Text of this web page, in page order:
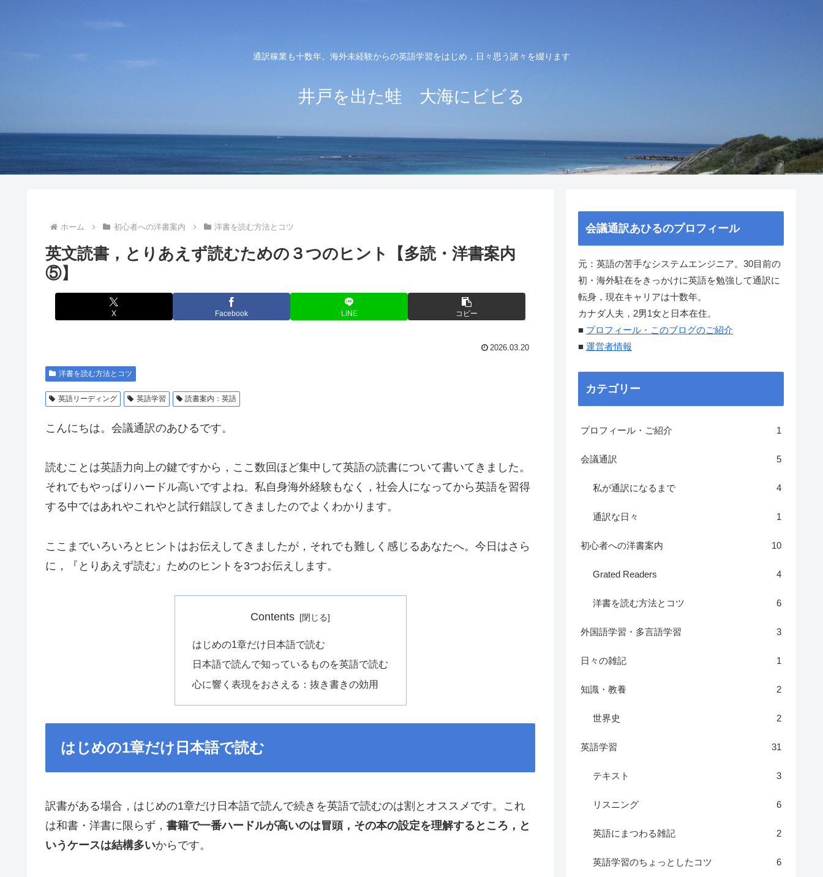
通訳稼業も十数年。海外未経験からの英語学習をはじめ，日々思う諸々を綴ります
井戸を出た蛙 大海にビビる
ホーム 初心者への洋書案内 洋書を読む方法とコツ
英文読書，とりあえず読むための３つのヒント【多読・洋書案内
⑤】
X Facebook LINE コピー
2026.03.20
洋書を読む方法とコツ
英語リーディング 英語学習 読書案内：英語
こんにちは。会議通訳のあひるです。
読むことは英語力向上の鍵ですから，ここ数回ほど集中して英語の読書について書いてきました。
それでもやっぱりハードル高いですよね。私自身海外経験もなく，社会人になってから英語を習得
する中ではあれやこれやと試行錯誤してきましたのでよくわかります。
ここまでいろいろとヒントはお伝えしてきましたが，それでも難しく感じるあなたへ。今日はさら
に，『とりあえず読む』ためのヒントを3つお伝えします。
Contents
はじめの1章だけ日本語で読む
日本語で読んで知っているものを英語で読む
心に響く表現をおさえる：抜き書きの効用
はじめの1章だけ日本語で読む
訳書がある場合，はじめの1章だけ日本語で読んで続きを英語で読むのは割とオススメです。これ
は和書・洋書に限らず， 書籍で一番ハードルが高いのは冒頭，その本の設定を理解するところ，と
いうケースは結構多いからです。
会議通訳あひるのプロフィール
元：英語の苦手なシステムエンジニア。30目前の
初・海外駐在をきっかけに英語を勉強して通訳に
転身，現在キャリアは十数年。
カナダ人夫，2男1女と日本在住。
■ プロフィール・このブログのご紹介
■ 運営者情報
カテゴリー
プロフィール・ご紹介 1
会議通訳 5
私が通訳になるまで 4
通訳な日々 1
初心者への洋書案内 10
Grated Readers 4
洋書を読む方法とコツ 6
外国語学習・多言語学習 3
日々の雑記 1
知識・教養 2
世界史 2
英語学習 31
テキスト 3
リスニング 6
英語にまつわる雑記 2
英語学習のちょっとしたコツ 6